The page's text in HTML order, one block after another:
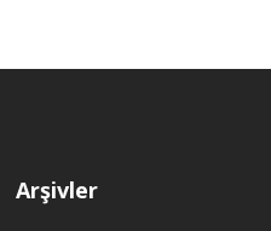
Arşivler